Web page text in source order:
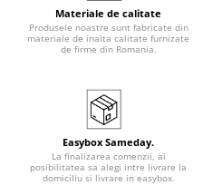
Materiale de calitate
Produsele noastre sunt fabricate din
materiale de inalta calitate furnizate
de firme din Romania.
Easybox Sameday.
La finalizarea comenzii, ai
posibilitatea sa alegi intre livrare la
domiciliu si livrare in easybox.